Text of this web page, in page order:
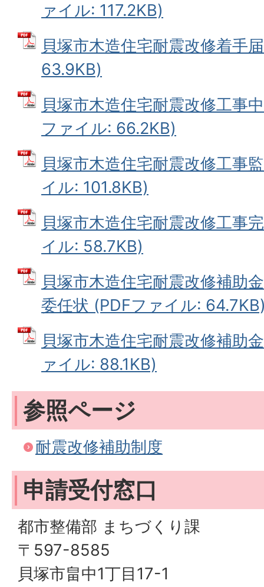
ァイル: 117.2KB)
貝塚市木造住宅耐震改修着手
63.9KB)
貝塚市木造住宅耐震改修工事
ファイル: 66.2KB)
貝塚市木造住宅耐震改修工事
イル: 101.8KB)
貝塚市木造住宅耐震改修工事
イル: 58.7KB)
貝塚市木造住宅耐震改修補助
委任状 (PDFファイル:
貝塚市木造住宅耐震改修補助
ァイル: 88.1KB)
参照ページ
耐震改修補助制度
申請受付窓口
都市整備部 まちづくり課
〒597-8585
貝塚市畠中1丁目17-1